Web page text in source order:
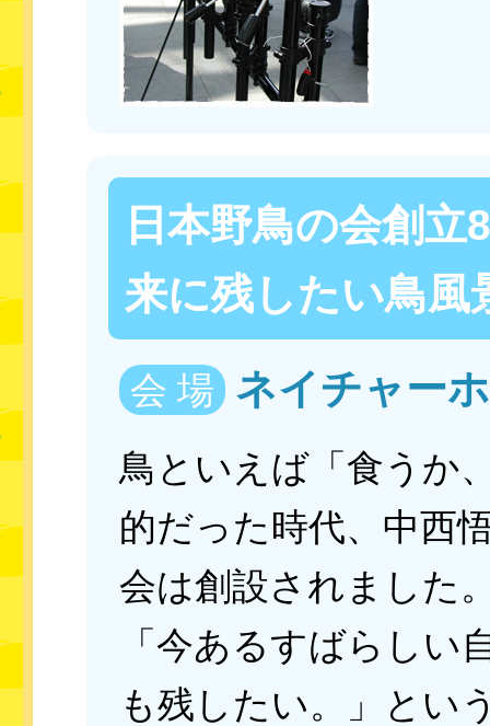
日本野鳥の会創
来に残したい鳥風
会 場 ネイチャー
鳥といえば「食うか
的だった時代、中西
会は創設されました
「今あるすばらしい
も残したい。」とい